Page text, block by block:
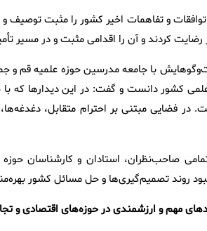
توافقات و تفاهمات اخیر کشور را مثبت توصیف و
رضایت کردند و آن را اقدامی مثبت و در مسیر
با جامعه مدرسین حوزه علمیه قم و
کشور دانست و گفت: در این دیدارها که
در فضایی مبتنی بر احترام متقابل،
صاحب‌نظران، استادان و کارشناسان
روند تصمیم‌گیری‌ها و حل مسائل کشور
مهم و ارزشمندی در حوزه‌های اقتصادی و